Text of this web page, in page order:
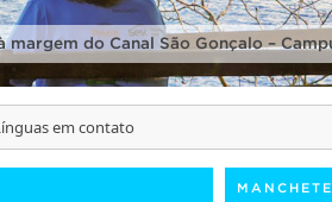
margem do Canal São Gonçalo –
em contato
MANCHETE